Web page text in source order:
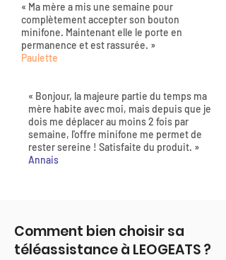
« Ma mère a mis une semaine pour
complètement accepter son bouton
minifone. Maintenant elle le porte en
permanence et est rassurée. »
Paulette
« Bonjour, la majeure partie du temps ma
mère habite avec moi, mais depuis que je
dois me déplacer au moins 2 fois par
semaine, l'offre minifone me permet de
rester sereine ! Satisfaite du produit. »
Annais
Comment bien choisir sa
téléassistance à LEOGEATS ?